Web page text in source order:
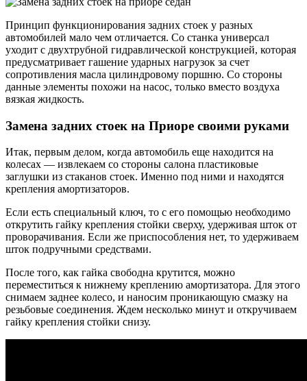
Принцип функционирования задних стоек у разных
автомобилей мало чем отличается. Со станка универсал
уходит с двухтрубной гидравлической конструкцией, которая
предусматривает гашение ударных нагрузок за счет
сопротивления масла цилиндровому поршню. Со стороны
данные элементы похожи на насос, только вместо воздуха
вязкая жидкость.
Замена задних стоек на Приоре своими руками
Итак, первым делом, когда автомобиль еще находится на
колесах — извлекаем со стороны салона пластиковые
заглушки из стаканов стоек. Именно под ними и находятся
крепления амортизаторов.
Если есть специальный ключ, то с его помощью необходимо
открутить гайку крепления стойки сверху, удерживая шток от
проворачивания. Если же приспособления нет, то удерживаем
шток подручными средствами.
После того, как гайка свободна крутится, можно
переместиться к нижнему креплению амортизатора. Для этого
снимаем заднее колесо, и наносим проникающую смазку на
резьбовые соединения. Ждем несколько минут и откручиваем
гайку крепления стойки снизу.